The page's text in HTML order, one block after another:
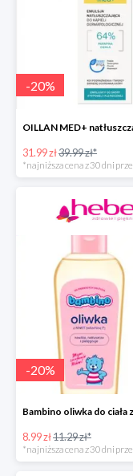
-20%
31.99 zł39.99 zł*
-20%
8.99 zł11.29 zł*